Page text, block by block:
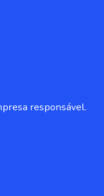
responsável.